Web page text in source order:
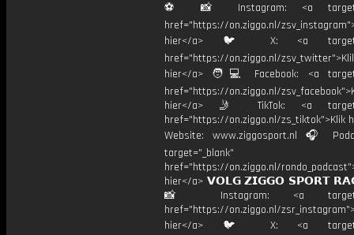
⚽️ 📸 Instagram: <a
href="https://on.ziggo.nl/
hier</a> 🐦 X: <a
href="https://on.ziggo.nl/
hier</a> 🧑💻 Facebook: <a
href="https://on.ziggo.nl/
hier</a> 🤳 TikTok: <a
href="https://on.ziggo.nl/zs_tiktok">Klik
Website: www.ziggosport.nl 🎧
target="_blank"
href="https://on.ziggo.nl/
hier</a> 𝗩𝗢𝗟𝗚 𝗭𝗜𝗚𝗚𝗢 𝗦𝗣𝗢𝗥𝗧
📸 Instagram: <a
href="https://on.ziggo.nl/
hier</a> 🐦 X: <a